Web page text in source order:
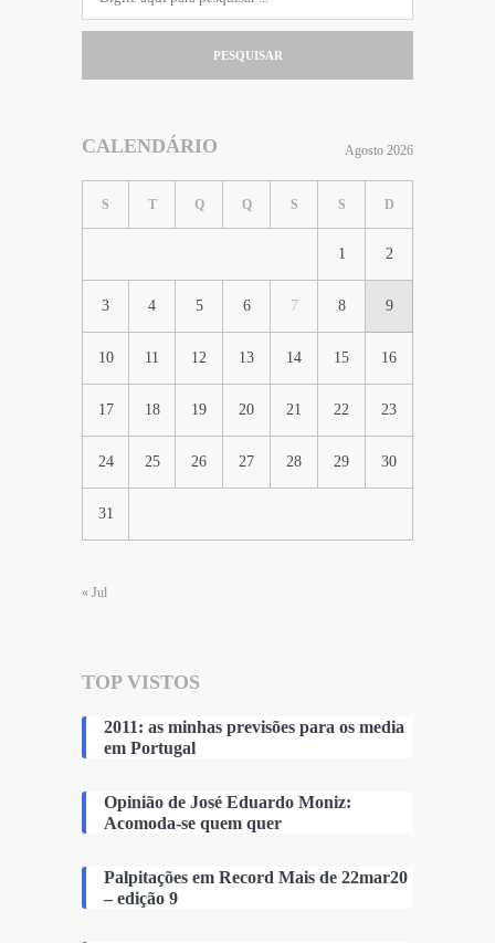
PESQUISAR
CALENDÁRIO Agosto 2026
S T Q Q S S D
1 2
3 4 5 6 7 8 9
10 11 12 13 14 15 16
17 18 19 20 21 22 23
24 25 26 27 28 29 30
31
« Jul
TOP VISTOS
2011: as minhas previsões para os media
em Portugal
Opinião de José Eduardo Moniz:
Acomoda-se quem quer
Palpitações em Record Mais de 22mar20
– edição 9